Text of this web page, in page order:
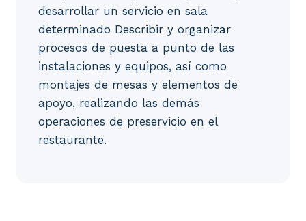
desarrollar un servicio en sala
determinado Describir y organizar
procesos de puesta a punto de las
instalaciones y equipos, así como
montajes de mesas y elementos de
apoyo, realizando las demás
operaciones de preservicio en el
restaurante.